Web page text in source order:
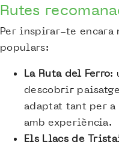
Rutes
Per inspirar-te encara
populars:
La Ruta del Ferro:
descobrir
adaptat tant per
amb experiència.
Els Llacs de